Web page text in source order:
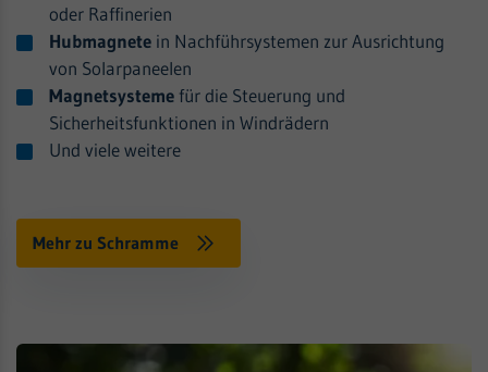
oder Raffinerien
Hubmagnete in Nachführsystemen zur Ausrichtung
von Solarpaneelen
Magnetsysteme für die Steuerung und
Sicherheitsfunktionen in Windrädern
Und viele weitere
Mehr zu Schramme